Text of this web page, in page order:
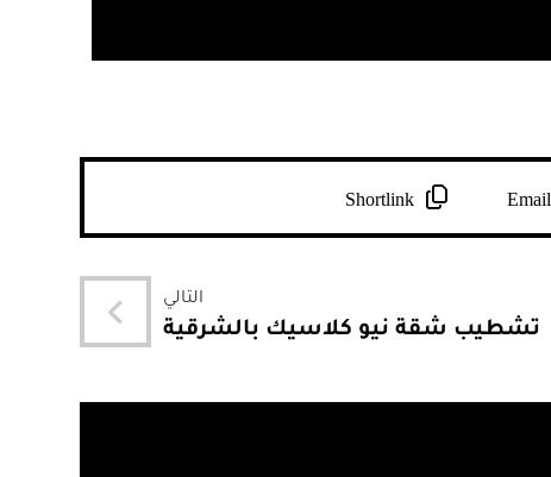
Email
Shortlink
التالي
تشطيب شقة نيو كلاسيك بالشرقية